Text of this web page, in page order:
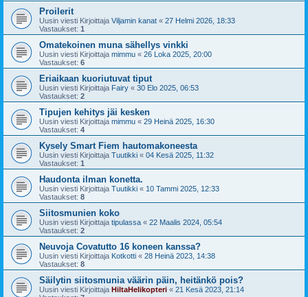
Proilerit
Uusin viesti Kirjoittaja Viljamin kanat « 27 Helmi 2026, 18:33
Vastaukset: 1
Omatekoinen muna sähellys vinkki
Uusin viesti Kirjoittaja mimmu « 26 Loka 2025, 20:00
Vastaukset: 6
Eriaikaan kuoriutuvat tiput
Uusin viesti Kirjoittaja Fairy « 30 Elo 2025, 06:53
Vastaukset: 2
Tipujen kehitys jäi kesken
Uusin viesti Kirjoittaja mimmu « 29 Heinä 2025, 16:30
Vastaukset: 4
Kysely Smart Fiem hautomakoneesta
Uusin viesti Kirjoittaja Tuutikki « 04 Kesä 2025, 11:32
Vastaukset: 1
Haudonta ilman konetta.
Uusin viesti Kirjoittaja Tuutikki « 10 Tammi 2025, 12:33
Vastaukset: 8
Siitosmunien koko
Uusin viesti Kirjoittaja tipulassa « 22 Maalis 2024, 05:54
Vastaukset: 2
Neuvoja Covatutto 16 koneen kanssa?
Uusin viesti Kirjoittaja Kotkotti « 28 Heinä 2023, 14:38
Vastaukset: 8
Säilytin siitosmunia väärin päin, heitänkö pois?
Uusin viesti Kirjoittaja HiltaHelikopteri « 21 Kesä 2023, 21:14